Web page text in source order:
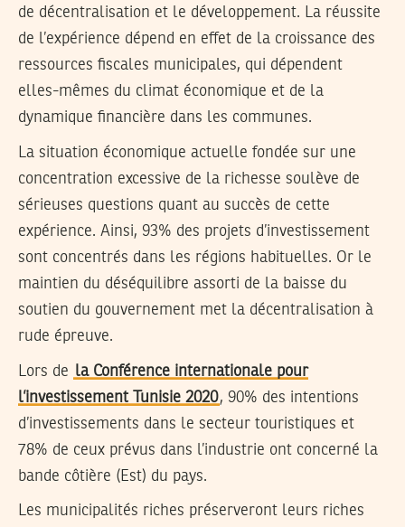
de décentralisation et le développement. La réussite
de l’expérience dépend en effet de la croissance des
ressources fiscales municipales, qui dépendent
elles-mêmes du climat économique et de la
dynamique financière dans les communes.
La situation économique actuelle fondée sur une
concentration excessive de la richesse soulève de
sérieuses questions quant au succès de cette
expérience. Ainsi, 93% des projets d’investissement
sont concentrés dans les régions habituelles. Or le
maintien du déséquilibre assorti de la baisse du
soutien du gouvernement met la décentralisation à
rude épreuve.
Lors de la Conférence internationale pour
l’investissement Tunisie 2020, 90% des intentions
d’investissements dans le secteur touristiques et
78% de ceux prévus dans l’industrie ont concerné la
bande côtière (Est) du pays.
Les municipalités riches préserveront leurs riches